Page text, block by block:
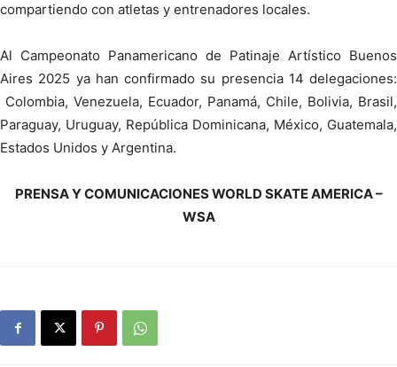
compartiendo con atletas y entrenadores locales.
Al Campeonato Panamericano de Patinaje Artístico Buenos
Aires 2025 ya han confirmado su presencia 14 delegaciones:
Colombia, Venezuela, Ecuador, Panamá, Chile, Bolivia, Brasil,
Paraguay, Uruguay, República Dominicana, México, Guatemala,
Estados Unidos y Argentina.
PRENSA Y COMUNICACIONES WORLD SKATE AMERICA –
WSA